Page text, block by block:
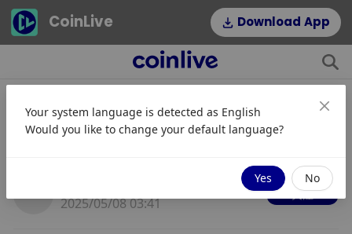
CoinLive Download App
外媒重磅爆料 美国将宣布与英国达成
2025/05/08 03:41
关注
Your system language is detected as English
Would you like to change your default language?
Yes No